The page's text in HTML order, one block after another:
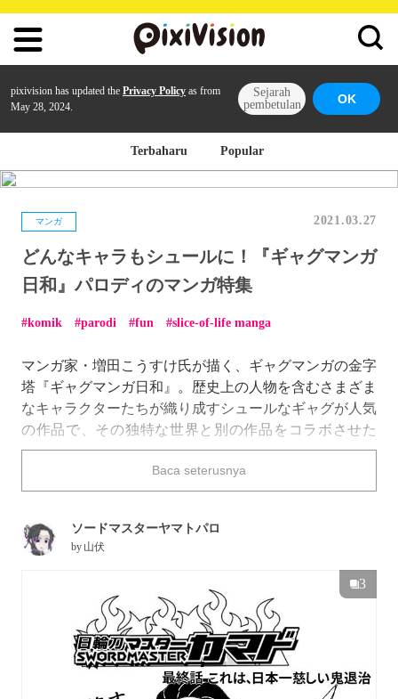
pixivision has updated the Privacy Policy as from
May 28, 2024.
Sejarah
pembetulan
OK
Terbaharu Popular
マンガ 2021.03.27
どんなキャラもシュールに！『ギャグマンガ
日和』パロディのマンガ特集
komik parodi fun slice-of-life manga
マンガ家・増田こうすけ氏が描く、ギャグマンガの金字
塔『ギャグマンガ日和』。歴史上の人物を含むさまざま
なキャラクターたちが織り成すシュールなギャグが人気
の作品で、その独特な世界と別の作品をコラボさせた
「#ギャグマンガ日和パロディ」がpixivにも多数投稿さ
今回はそんな『ギャグマンガ日和』パロディのマンガを
Baca seterusnya
ソードマスターヤマトパロ
by 山伏
3